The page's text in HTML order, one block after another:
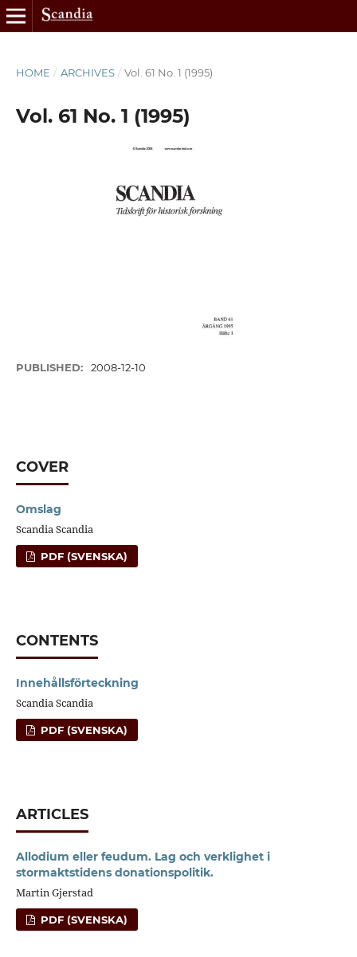
HOME / ARCHIVES / Vol. 61 No. 1 (1995)
Vol. 61 No. 1 (1995)
PUBLISHED: 2008-12-10
COVER
Omslag
Scandia Scandia
PDF (SVENSKA)
CONTENTS
Innehållsförteckning
Scandia Scandia
PDF (SVENSKA)
ARTICLES
Allodium eller feudum. Lag och verklighet i
stormaktstidens donationspolitik.
Martin Gjerstad
PDF (SVENSKA)